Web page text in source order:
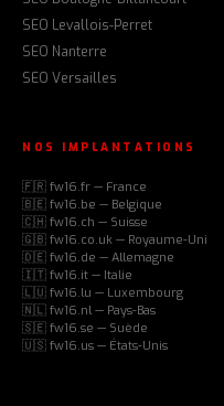
SEO Levallois-Perret
SEO Nanterre
SEO Versailles
NOS IMPLANTATIONS
🇫🇷 fw16.fr — France
🇧🇪 fw16.be — Belgique
🇨🇭 fw16.ch — Suisse
🇬🇧 fw16.co.uk — Royaume-Uni
🇩🇪 fw16.de — Allemagne
🇮🇹 fw16.it — Italie
🇱🇺 fw16.lu — Luxembourg
🇳🇱 fw16.nl — Pays-Bas
🇸🇪 fw16.se — Suède
🇺🇸 fw16.us — États-Unis